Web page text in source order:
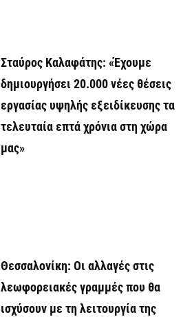
Σταύρος Καλαφάτης: «Έχουμε
δημιουργήσει 20.000 νέες θέσεις
εργασίας υψηλής εξειδίκευσης τα
τελευταία επτά χρόνια στη χώρα
μας»
Θεσσαλονίκη: Οι αλλαγές στις
λεωφορειακές γραμμές που θα
ισχύσουν με τη λειτουργία της